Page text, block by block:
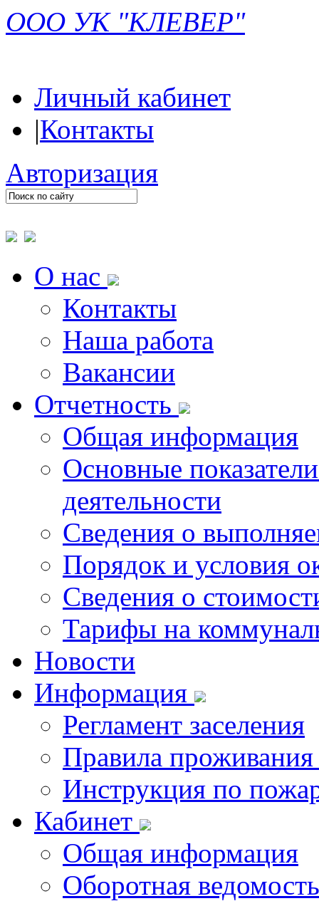
ООО УК "КЛЕВЕР"
Личный кабинет
|Контакты
Авторизация
О нас
Контакты
Наша работа
Вакансии
Отчетность
Общая информация
Основные
деятельности
Сведения о
Порядок и условия
Сведения о
Тарифы на
Новости
Информация
Регламент заселения
Правила
Инструкция по
Кабинет
Общая информация
Оборотная ведомость